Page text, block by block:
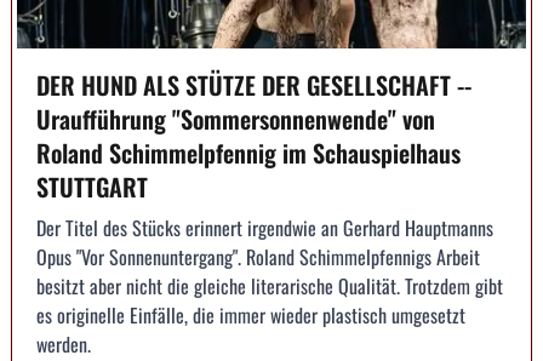
DER HUND ALS STÜTZE DER GESELLSCHAFT --
Uraufführung "Sommersonnenwende" von
Roland Schimmelpfennig im Schauspielhaus
STUTTGART
Der Titel des Stücks erinnert irgendwie an Gerhard Hauptmanns
Opus "Vor Sonnenuntergang". Roland Schimmelpfennigs Arbeit
besitzt aber nicht die gleiche literarische Qualität. Trotzdem gibt
es originelle Einfälle, die immer wieder plastisch umgesetzt
werden.